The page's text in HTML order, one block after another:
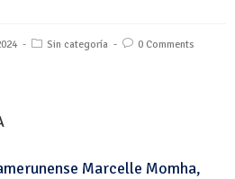
Sin categoría 0 Comments
Marcelle Momha,